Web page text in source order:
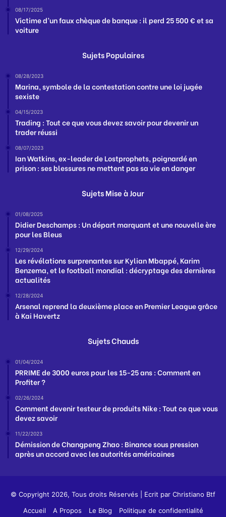
08/17/2025
Victime d’un faux chèque de banque : il perd 25 500 € et sa
voiture
Sujets Populaires
08/28/2023
Marina, symbole de la contestation contre une loi jugée
sexiste
04/15/2023
Trading : Tout ce que vous devez savoir pour devenir un
trader réussi
08/07/2023
Ian Watkins, ex-leader de Lostprophets, poignardé en
prison : ses blessures ne mettent pas sa vie en danger
Sujets Mise à Jour
01/08/2025
Didier Deschamps : Un départ marquant et une nouvelle ère
pour les Bleus
12/29/2024
Les révélations surprenantes sur Kylian Mbappé, Karim
Benzema, et le football mondial : décryptage des dernières
actualités
12/28/2024
Arsenal reprend la deuxième place en Premier League grâce
à Kai Havertz
Sujets Chauds
01/04/2024
PRRIME de 3000 euros pour les 15-25 ans : Comment en
Profiter ?
02/26/2024
Comment devenir testeur de produits Nike : Tout ce que vous
devez savoir
11/22/2023
Démission de Changpeng Zhao : Binance sous pression
après un accord avec les autorités américaines
© Copyright 2026, Tous droits Réservés | Ecrit par Christiano Btf
Accueil
A Propos Le Blog Politique de confidentialité